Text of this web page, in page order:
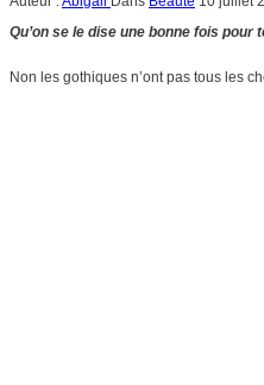
Qu’on se le dise une bonne fois pour
Non les gothiques n’ont pas tous les